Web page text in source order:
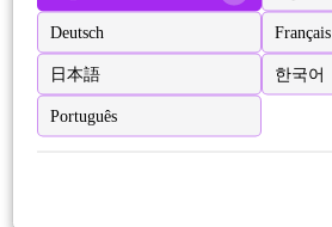
Deutsch Français
日本語 한국어
Português